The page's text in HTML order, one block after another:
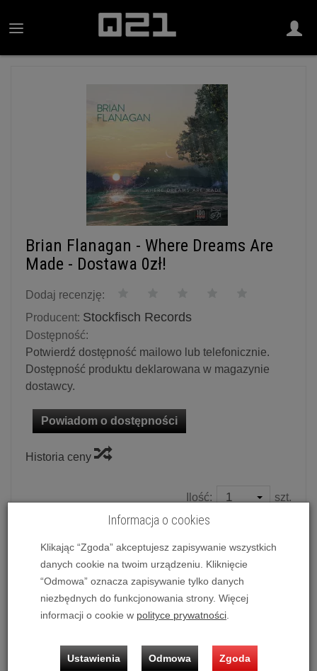
Brian Flanagan - Where Dreams Are
Made - Dostawa 0zł!
Dodaj recenzję:
Producent: Stockfisch Records
Dostępność:
Potwierdź dostępność mailowo lub telefonicznie.
Dostępność produktu deklarowana w magazynie
dostawcy.
Powiadom o dostępności
Historia ceny
Ilość: szt.
120,00 zł
dodaj do koszyka
Informacja o cookies
Klikając “Zgoda” akceptujesz zapisywanie wszystkich
danych cookie na twoim urządzeniu. Kliknięcie
“Odmowa” oznacza zapisywanie tylko danych
niezbędnych do funkcjonowania strony. Więcej
informacji o cookie w polityce prywatności
Ustawienia Odmowa Zgoda